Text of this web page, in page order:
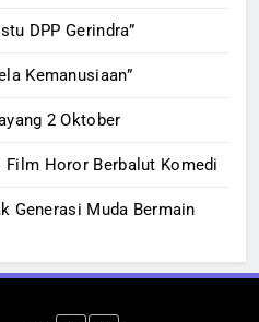
DPP Gerindra”
Kemanusiaan”
2 Oktober
Film Horor Berbalut Komedi
Generasi Muda Bermain